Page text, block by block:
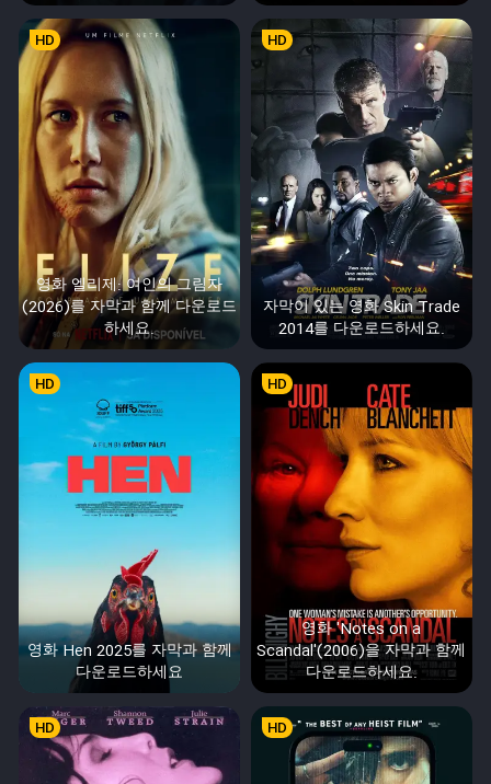
영화 엘리제: 여인의 그림자
(2026)를 자막과 함께 다운로드
하세요.
HD
자막이 있는 영화 Skin Trade
2014를 다운로드하세요.
HD
영화 Hen 2025를 자막과 함께
다운로드하세요
HD
영화 'Notes on a
Scandal'(2006)을 자막과 함께
다운로드하세요.
HD
HD HD